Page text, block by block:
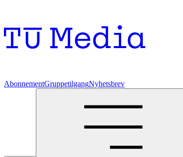
AbonnementGruppetilgangNyhetsbrev